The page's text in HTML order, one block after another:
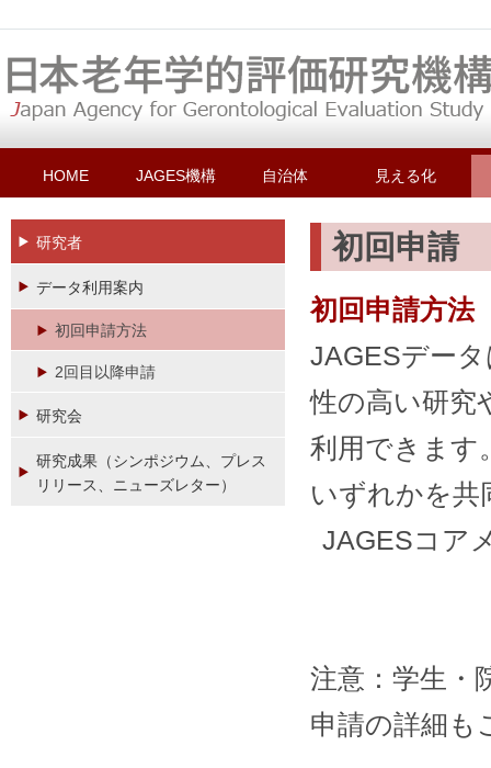
HOME JAGES機構 自治体 見える化
研究者
データ利用案内
初回申請方法
2回目以降申請
研究会
研究成果（シンポジウム、プレス
リリース、ニューズレター）
初回申請
初回申請方法
JAGESデー
性の高い研究
利用できます
いずれかを共
JAGESコア
注意：学生・
申請の詳細も